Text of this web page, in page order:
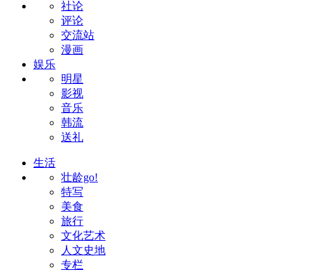
社论
评论
交流站
漫画
娱乐
明星
影视
音乐
韩流
送礼
生活
壮龄go!
特写
美食
旅行
文化艺术
人文史地
专栏